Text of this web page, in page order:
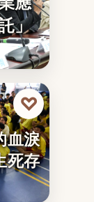
」
血淚
死存
♡